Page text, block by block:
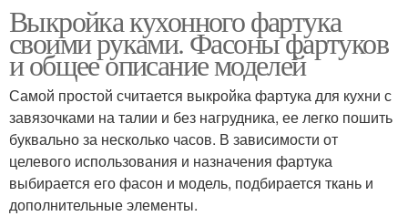
Материал для фартука Детский фартук
Японский фартук Цельнокроеный фартук
Выкройка кухонного фартука
своими руками. Фасоны фартуков
и общее описание моделей
Самой простой считается выкройка фартука для кухни с
завязочками на талии и без нагрудника, ее легко пошить
буквально за несколько часов. В зависимости от
целевого использования и назначения фартука
выбирается его фасон и модель, подбирается ткань и
дополнительные элементы.